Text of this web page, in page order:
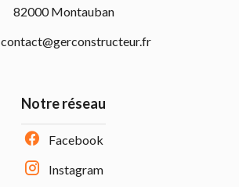
82000 Montauban
contact@gerconstructeur.fr
Notre réseau
Facebook
Instagram